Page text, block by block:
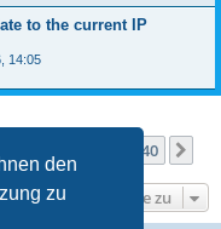
den
zu
to the current IP
14:05
40
Gehe zu